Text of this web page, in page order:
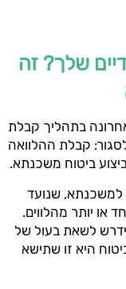
שלך? זה
בתהליך קבלת
קבלת ההלוואה
ביטוח משכנתא.
למשכנתא, שנועד
יותר מהלווים.
לשאת בעול של
היא זו שתישא